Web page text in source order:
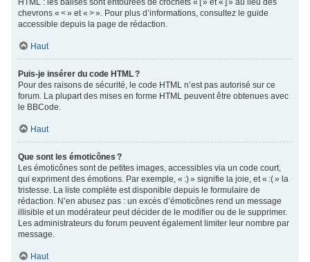
HTML : les balises sont entourées de crochets « [ » et « ] » au lieu des
chevrons « < » et « > ». Pour plus d’informations, consultez le guide
accessible depuis la page de rédaction.
Haut
Puis-je insérer du code HTML ?
Pour des raisons de sécurité, le code HTML n’est pas autorisé sur ce
forum. La plupart des mises en forme HTML peuvent être obtenues avec
le BBCode.
Haut
Que sont les émoticônes ?
Les émoticônes sont de petites images, accessibles via un code court,
qui expriment des émotions. Par exemple, « :) » signifie la joie, et « :( » la
tristesse. La liste complète est disponible depuis le formulaire de
rédaction. N’en abusez pas : un excès d’émoticônes rend un message
illisible et un modérateur peut décider de le modifier ou de le supprimer.
Les administrateurs du forum peuvent également limiter leur nombre par
message.
Haut